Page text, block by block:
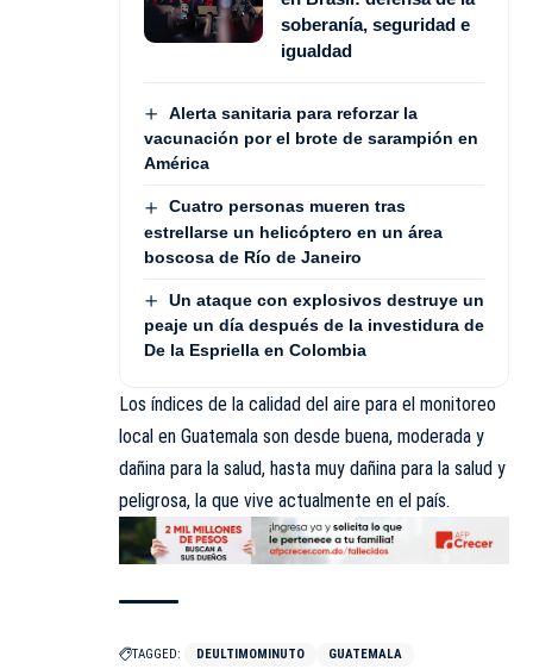
soberanía, seguridad e
igualdad
Alerta sanitaria para reforzar la
vacunación por el brote de sarampión en
América
Cuatro personas mueren tras
estrellarse un helicóptero en un área
boscosa de Río de Janeiro
Un ataque con explosivos destruye un
peaje un día después de la investidura de
De la Espriella en Colombia
Los índices de la calidad del aire para el monitoreo
local en Guatemala son desde buena, moderada y
dañina para la salud, hasta muy dañina para la salud y
peligrosa, la que vive actualmente en el país.
TAGGED: DEULTIMOMINUTO GUATEMALA